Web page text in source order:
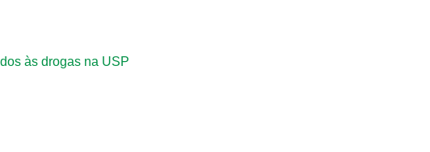
às drogas na USP